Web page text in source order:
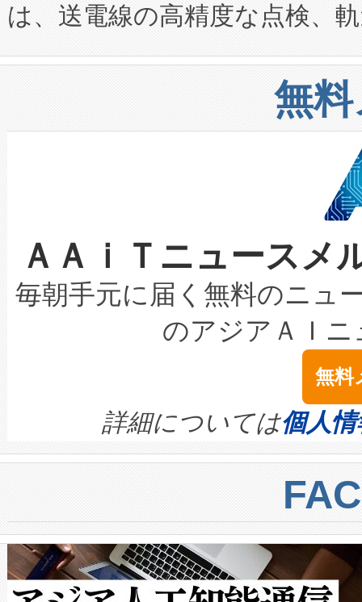
に関する技術移転および知的
構造化トレーニングカリキュ
上げおよび商用化段階におけ
設備整備および立ち上げ調整
加組織は、Enzeneのバイオ
選定された製品について、自
取得できる可能性もあります
設には、3億～4億ドルかか
最高経営責任者（CEO）であ
す。「当社のfully-connected
ームを利用すれば、6,000万
きます。この効率性は、フェ
定、統合、導入、運用に至る
安全性を追跡し、確保する事
増加しているデータセンター
る電力網に大きな負担をかけ
事業者の負担軽減という課題
系統連系を迅速にし、ピーク
限を超えて利用可能な電力容
持できるよう貢献します。こ
ービスレベル契約（SLA）違
テリー性能の劣化によるダウ
念は、現在データセンターが
ます。 Voltaiq provides a
quality and reliability for AI
BESS stack to ensure battery
centers. Voltaiqは、ai&のAI
からシステム統合、試運転、
クルの各段階のデータを監視
[…]
は、送電線の高精度な点検、
や穀物倉庫におけるバルク材
リューション「Avia 2」を発
したAvia 2は、1,000メート
狭視野のFOVを切り替えるこ
ケーブル、枝などの細かな対
なレーザースポットにより、
な環境下でも豊かなディテー
キロメートル範囲を検出
LiDAR for Inspections,
は1535 nmレーザーを搭載。
イズの小径化を実現すること
す。ノーマルモードでは、
ートル先まで検出でき、これ
トに対して約600メートルに
では、反射率10％のターゲッ
で向上し、最大検知距離は
ットだけで最大1キロメート
無
ＡＡｉＴニュース
毎朝手元に届く無料のニュ
のアジアＡＩ
無料
詳細については個人